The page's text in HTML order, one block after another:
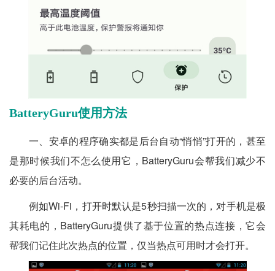
BatteryGuru使用方法
一、安卓的程序确实都是后台自动“悄悄”打开的，甚至
是那时候我们不怎么使用它，BatteryGuru会帮我们减少不
必要的后台活动。
例如Wi-Fi，打开时默认是5秒扫描一次的，对手机是极
其耗电的，BatteryGuru提供了基于位置的热点连接，它会
帮我们记住此次热点的位置，仅当热点可用时才会打开。